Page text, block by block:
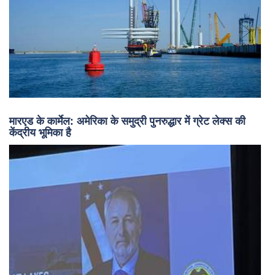
मारएड के कार्मेल: अमेरिका के समुद्री पुनरुद्धार में ग्रेट लेक्स की
केंद्रीय भूमिका है